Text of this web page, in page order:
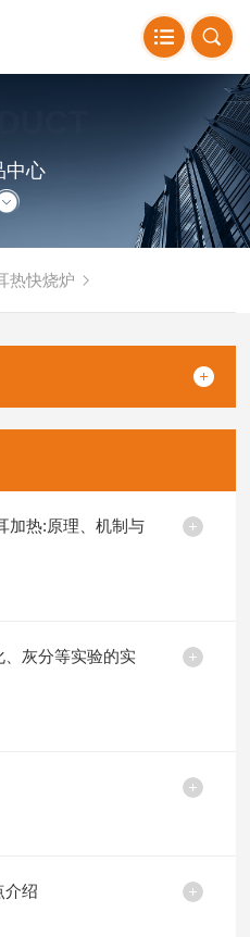
中心
热快烧炉
加热:原理、机制与
灰分等实验的实
介绍